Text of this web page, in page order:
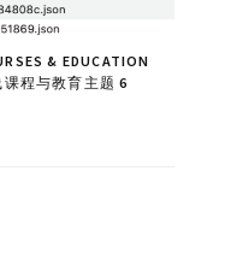
& EDUCATION
课程与教育主题 6